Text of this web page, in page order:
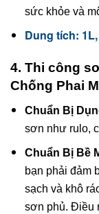
sức khỏe và
Dung tích:
4. Thi công
Chống Phai
Chuẩn Bị
sơn như rulo,
Chuẩn Bị Bề
bạn phải đảm
sạch và khô
sơn phủ. Điều